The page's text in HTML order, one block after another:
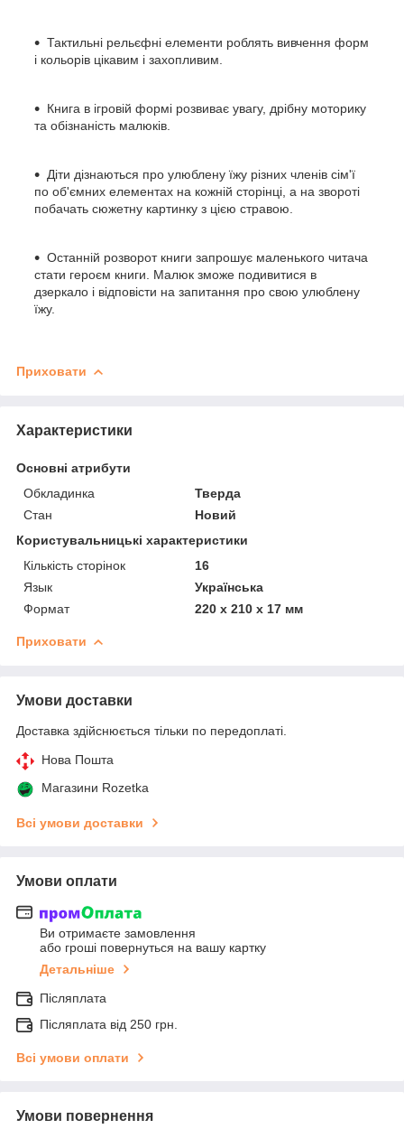
Тактильні рельєфні елементи роблять вивчення форм
і кольорів цікавим і захопливим.
Книга в ігровій формі розвиває увагу, дрібну моторику
та обізнаність малюків.
Діти дізнаються про улюблену їжу різних членів сім'ї
по об'ємних елементах на кожній сторінці, а на звороті
побачать сюжетну картинку з цією стравою.
Останній розворот книги запрошує маленького читача
стати героєм книги. Малюк зможе подивитися в
дзеркало і відповісти на запитання про свою улюблену
їжу.
Приховати
Характеристики
Основні атрибути
Обкладинка
Тверда
Стан
Новий
Користувальницькі характеристики
Кількість сторінок
16
Язык
Українська
Формат
220 х 210 х 17 мм
Приховати
Умови доставки
Доставка здійснюється тільки по передоплаті.
Нова Пошта
Магазини Rozetka
Всі умови доставки
Умови оплати
Ви отримаєте замовлення
або гроші повернуться на вашу картку
Детальніше
Післяплата
Післяплата від 250 грн.
Всі умови оплати
Умови повернення